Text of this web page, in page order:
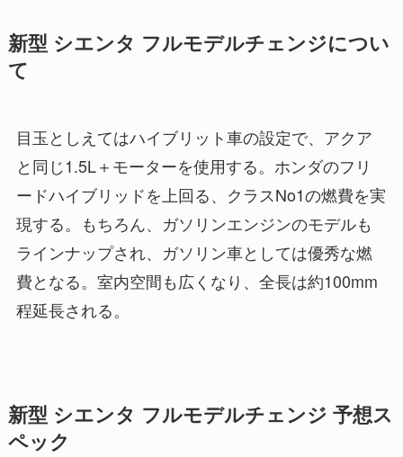
新型 シエンタ フルモデルチェンジについ
て
目玉としえてはハイブリット車の設定で、アクア
と同じ1.5L＋モーターを使用する。ホンダのフリ
ードハイブリッドを上回る、クラスNo1の燃費を実
現する。もちろん、ガソリンエンジンのモデルも
ラインナップされ、ガソリン車としては優秀な燃
費となる。室内空間も広くなり、全長は約100mm
程延長される。
新型 シエンタ フルモデルチェンジ 予想ス
ペック